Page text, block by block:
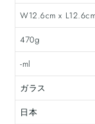
W12.6cm x
470g
-ml
ガラス
日本